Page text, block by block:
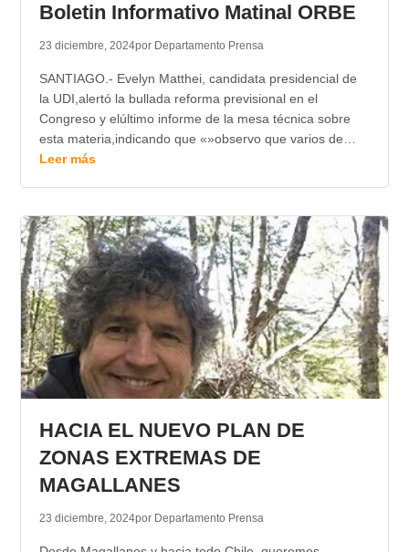
Boletin Informativo Matinal ORBE
23 diciembre, 2024por Departamento Prensa
SANTIAGO.- Evelyn Matthei, candidata presidencial de
la UDI,alertó la bullada reforma previsional en el
Congreso y elúltimo informe de la mesa técnica sobre
esta materia,indicando que «»observo que varios de…
Leer más
HACIA EL NUEVO PLAN DE
ZONAS EXTREMAS DE
MAGALLANES
23 diciembre, 2024por Departamento Prensa